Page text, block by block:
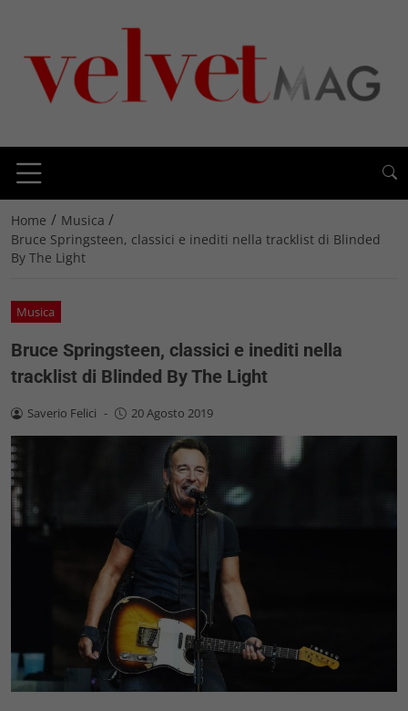
Home / Musica /
Bruce Springsteen, classici e inediti nella tracklist di Blinded
By The Light
Musica
Bruce Springsteen, classici e inediti nella
tracklist di Blinded By The Light
Saverio Felici - 20 Agosto 2019